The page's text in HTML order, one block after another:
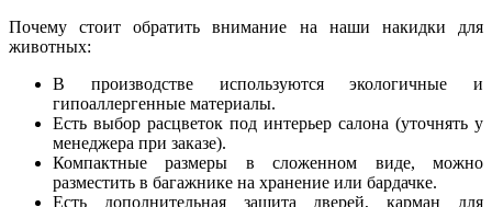
Почему стоит обратить внимание на наши накидки для
животных:
В производстве используются экологичные и
гипоаллергенные материалы.
Есть выбор расцветок под интерьер салона (уточнять у
менеджера при заказе).
Компактные размеры в сложенном виде, можно
разместить в багажнике на хранение или бардачке.
Есть дополнительная защита дверей, карман для